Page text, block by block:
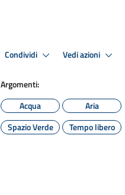
Condividi Vedi azioni
Argomenti:
Acqua
Aria
Spazio Verde
Tempo libero